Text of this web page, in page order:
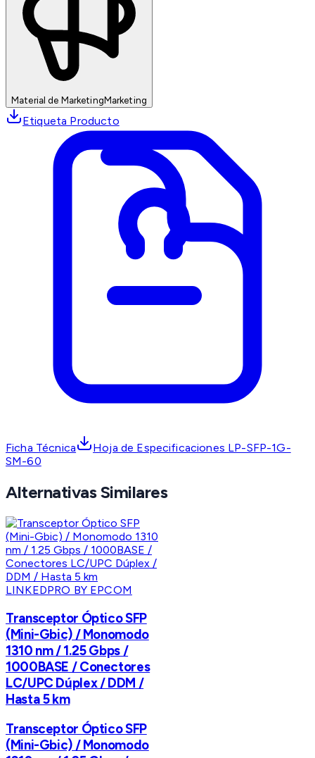
Material de MarketingMarketing
Etiqueta Producto
Ficha Técnica
Hoja de Especificaciones LP-SFP-1G-
SM-60
Alternativas Similares
LINKEDPRO BY EPCOM
Transceptor Óptico SFP
(Mini-Gbic) / Monomodo
1310 nm / 1.25 Gbps /
1000BASE / Conectores
LC/UPC Dúplex / DDM /
Hasta 5 km
Transceptor Óptico SFP
(Mini-Gbic) / Monomodo